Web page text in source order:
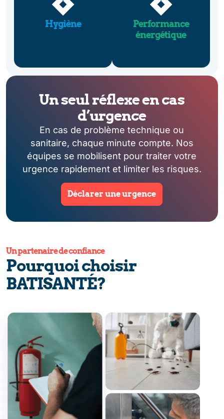
Hygiène
Performance
énergétique
Un seul réflexe en cas
d’urgence
En cas de problème technique ou
sanitaire, chaque minute compte. Nos
équipes se mobilisent pour traiter votre
urgence rapidement et limiter les risques.
Déclarer une urgence
Un partenaire de confiance
Pourquoi choisir
BATISANTÉ?